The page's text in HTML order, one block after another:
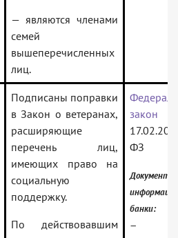
— являются членами
семей
вышеперечисленных
лиц.
Подписаны поправки
в Закон о ветеранах,
расширяющие
перечень лиц,
имеющих право на
социальную
поддержку.
По действовавшим
закон
ФЗ
Документ
банки:
—